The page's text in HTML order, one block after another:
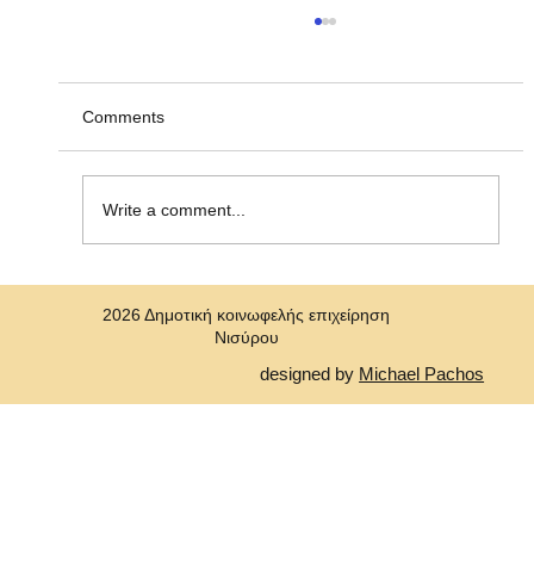
"Σύμβασης Εργασίας Ορισμένου Χρόνου"
Η Δημοτική Κοινωφελής Επιχείρηση Νισύρου
στη Δημοτική Κοινωφελή Επιχε
Comments
Write a comment...
designed by Michael Pachos
2026 Δημοτική κοινωφελής επιχείρηση
Νισύρου